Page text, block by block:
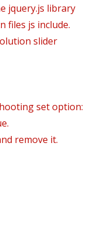
jquery.js library
files js include.
slider
set option:
remove it.